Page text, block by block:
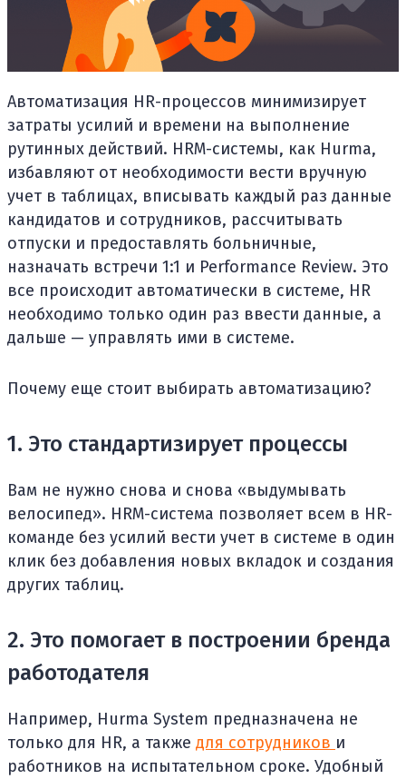
Автоматизация HR-процессов минимизирует
затраты усилий и времени на выполнение
рутинных действий. HRM-системы, как Hurma,
избавляют от необходимости вести вручную
учет в таблицах, вписывать каждый раз данные
кандидатов и сотрудников, рассчитывать
отпуски и предоставлять больничные,
назначать встречи 1:1 и Performance Review. Это
все происходит автоматически в системе, HR
необходимо только один раз ввести данные, а
дальше — управлять ими в системе.
Почему еще стоит выбирать автоматизацию?
1. Это стандартизирует процессы
Вам не нужно снова и снова «выдумывать
велосипед». HRM-система позволяет всем в HR-
команде без усилий вести учет в системе в один
клик без добавления новых вкладок и создания
других таблиц.
2. Это помогает в построении бренда
работодателя
Например, Hurma System предназначена не
только для HR, а также для сотрудников и
работников на испытательном сроке. Удобный